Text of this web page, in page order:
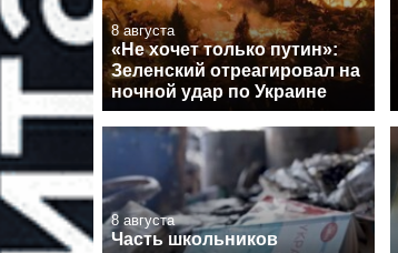
8 августа
«Не хочет только путин»:
Зеленский отреагировал на
ночной удар по Украине
8 августа
Часть школьников